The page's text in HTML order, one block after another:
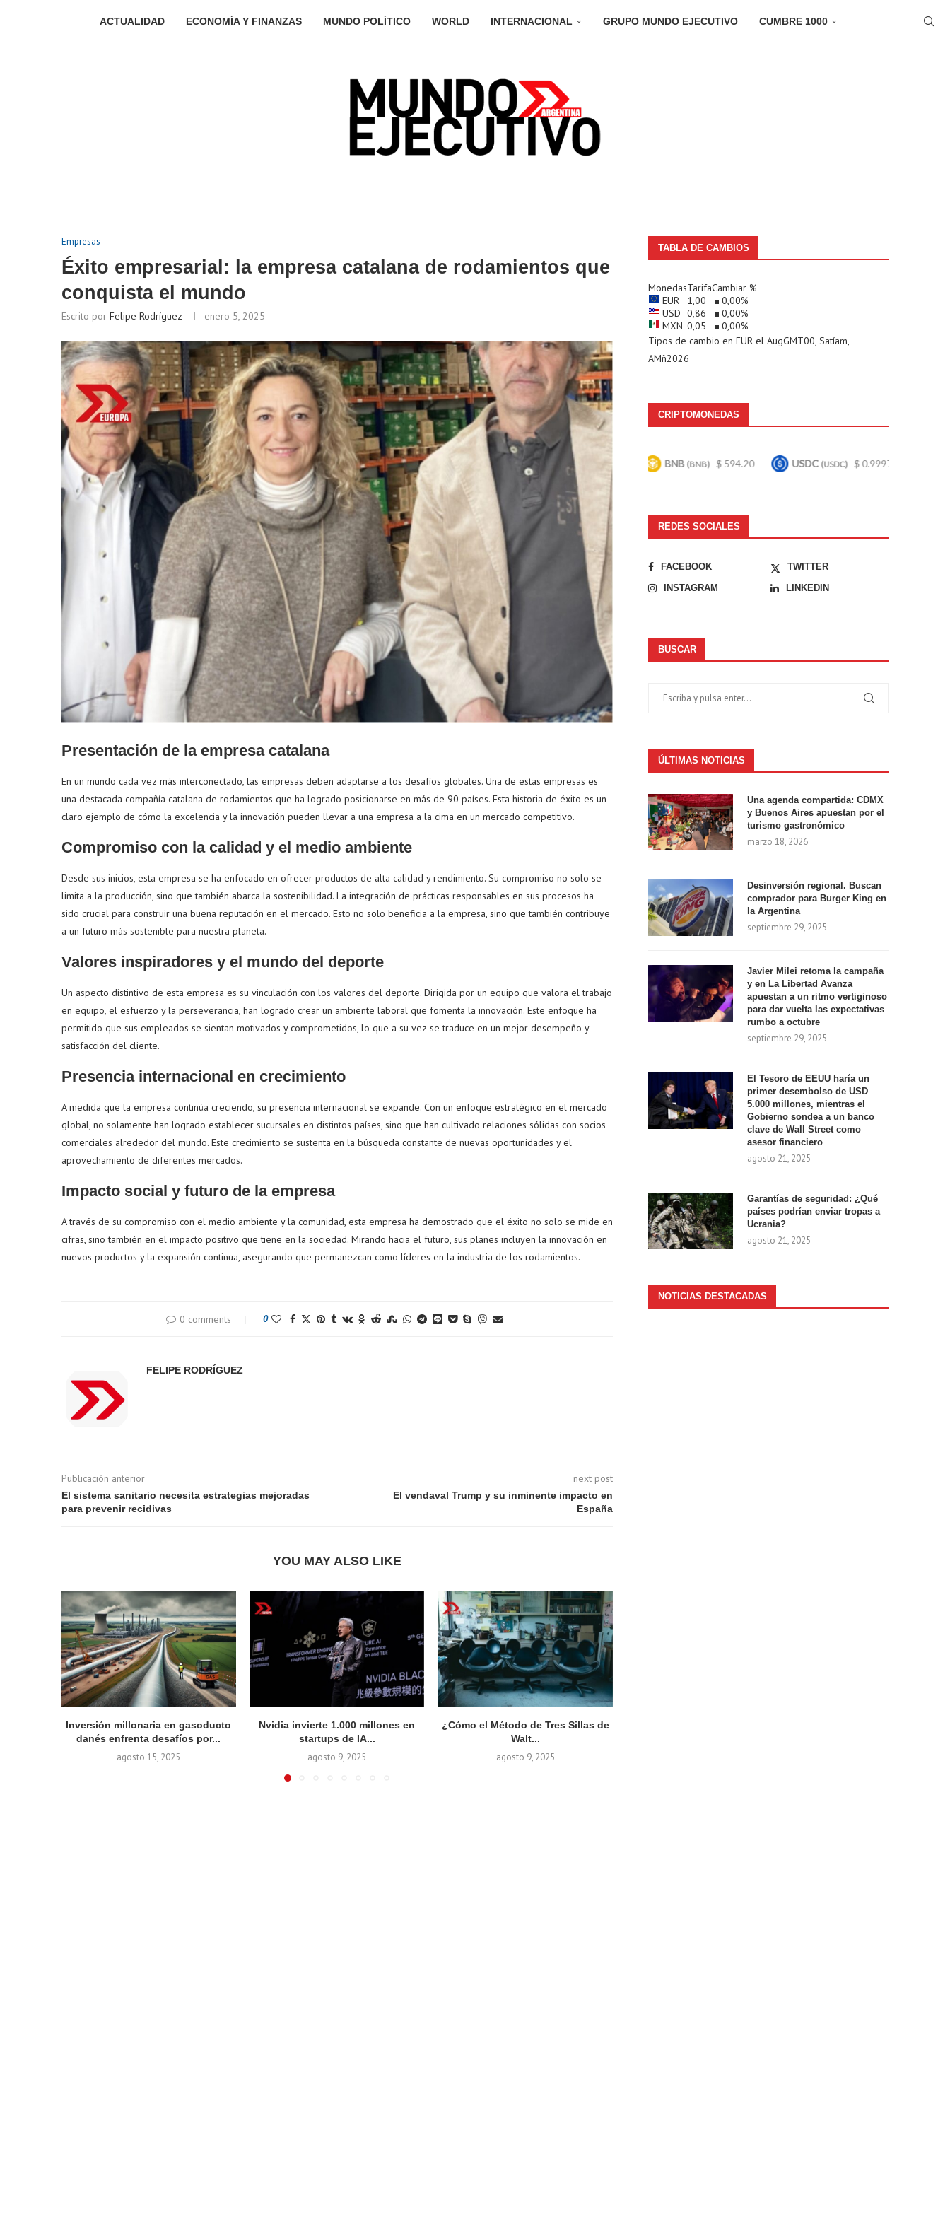
ACTUALIDAD ECONOMÍA Y FINANZAS MUNDO POLÍTICO WORLD INTERNACIONAL GRUPO MUNDO EJECUTIVO CUMBRE 1000
Empresas
Éxito empresarial: la empresa catalana de rodamientos que
conquista el mundo
Escrito por Felipe Rodríguez enero 5, 2025
Presentación de la empresa catalana
En un mundo cada vez más interconectado, las empresas deben adaptarse a los desafíos globales. Una de estas empresas es
una destacada compañía catalana de rodamientos que ha logrado posicionarse en más de 90 países. Esta historia de éxito es un
claro ejemplo de cómo la excelencia y la innovación pueden llevar a una empresa a la cima en un mercado competitivo.
Compromiso con la calidad y el medio ambiente
Desde sus inicios, esta empresa se ha enfocado en ofrecer productos de alta calidad y rendimiento. Su compromiso no solo se
limita a la producción, sino que también abarca la sostenibilidad. La integración de prácticas responsables en sus procesos ha
sido crucial para construir una buena reputación en el mercado. Esto no solo beneficia a la empresa, sino que también contribuye
a un futuro más sostenible para nuestra planeta.
Valores inspiradores y el mundo del deporte
Un aspecto distintivo de esta empresa es su vinculación con los valores del deporte. Dirigida por un equipo que valora el trabajo
en equipo, el esfuerzo y la perseverancia, han logrado crear un ambiente laboral que fomenta la innovación. Este enfoque ha
permitido que sus empleados se sientan motivados y comprometidos, lo que a su vez se traduce en un mejor desempeño y
satisfacción del cliente.
Presencia internacional en crecimiento
A medida que la empresa continúa creciendo, su presencia internacional se expande. Con un enfoque estratégico en el mercado
global, no solamente han logrado establecer sucursales en distintos países, sino que han cultivado relaciones sólidas con socios
comerciales alrededor del mundo. Este crecimiento se sustenta en la búsqueda constante de nuevas oportunidades y el
aprovechamiento de diferentes mercados.
Impacto social y futuro de la empresa
A través de su compromiso con el medio ambiente y la comunidad, esta empresa ha demostrado que el éxito no solo se mide en
cifras, sino también en el impacto positivo que tiene en la sociedad. Mirando hacia el futuro, sus planes incluyen la innovación en
nuevos productos y la expansión continua, asegurando que permanezcan como líderes en la industria de los rodamientos.
0 comments 0
FELIPE RODRÍGUEZ
Publicación anterior
El sistema sanitario necesita estrategias mejoradas
para prevenir recidivas
next post
El vendaval Trump y su inminente impacto en
España
YOU MAY ALSO LIKE
Inversión millonaria en gasoducto
danés enfrenta desafíos por...
agosto 15, 2025
Nvidia invierte 1.000 millones en
startups de IA...
agosto 9, 2025
¿Cómo el Método de Tres Sillas de
Walt...
agosto 9, 2025
TABLA DE CAMBIOS
MonedasTarifaCambiar %
EUR
1,00 0,00%
USD 0,86 0,00%
MXN 0,05 0,00%
Tipos de cambio en EUR el AugGMT00, Satíam,
AMñ2026
CRIPTOMONEDAS
Bitcoin (BTC) $ 64,962.00 Ethereum(ETH) $ 1,914.70 Tether (USDT) $ 0.999527 $ 594.20 USDC(USDC) $ 0.999742 Bitcoin
REDES SOCIALES
FACEBOOK
TWITTER
INSTAGRAM
LINKEDIN
BUSCAR
ÚLTIMAS NOTICIAS
Una agenda compartida: CDMX
y Buenos Aires apuestan por el
turismo gastronómico
marzo 18, 2026
Desinversión regional. Buscan
comprador para Burger King en
la Argentina
septiembre 29, 2025
Javier Milei retoma la campaña
y en La Libertad Avanza
apuestan a un ritmo vertiginoso
para dar vuelta las expectativas
rumbo a octubre
septiembre 29, 2025
El Tesoro de EEUU haría un
primer desembolso de USD
5.000 millones, mientras el
Gobierno sondea a un banco
clave de Wall Street como
asesor financiero
agosto 21, 2025
Garantías de seguridad: ¿Qué
países podrían enviar tropas a
Ucrania?
agosto 21, 2025
NOTICIAS DESTACADAS